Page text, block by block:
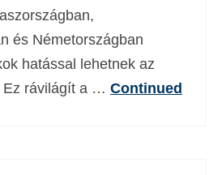
és Németországban
hatással lehetnek az
Ez rávilágít a … Continued